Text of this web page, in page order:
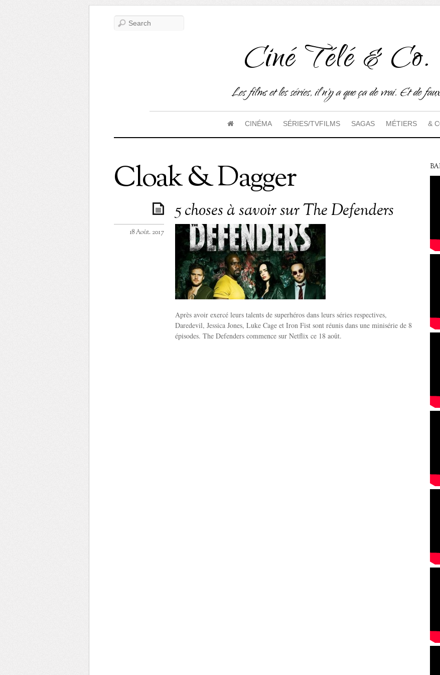
Ciné Télé & Co.
Les films et les séries, il n'y a que ça de vrai. Et de
CINÉMA SÉRIES/TVFILMS SAGAS MÉTIERS &
Cloak & Dagger
5 choses à savoir sur The Defenders
18 Août. 2017
Après avoir exercé leurs talents de superhéros dans leurs séries respectives,
Daredevil, Jessica Jones, Luke Cage et Iron Fist sont réunis dans une minisérie de 8
épisodes. The Defenders commence sur Netflix ce 18 août.